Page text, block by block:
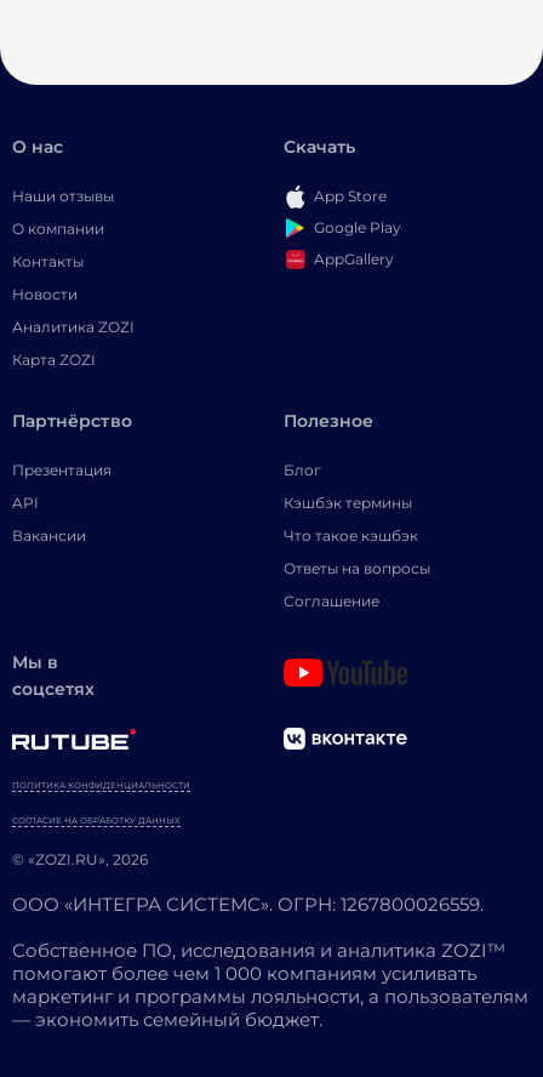
О нас
Наши отзывы
О компании
Контакты
Новости
Аналитика ZOZI
Карта ZOZI
Скачать
App Store
Google Play
AppGallery
Партнёрство
Презентация
API
Вакансии
Полезное
Блог
Кэшбэк термины
Что такое кэшбэк
Ответы на вопросы
Соглашение
Мы в
соцсетях
© «ZOZI.RU», 2026
ПОЛИТИКА КОНФИДЕНЦИАЛЬНОСТИ
СОГЛАСИЕ НА ОБРАБОТКУ ДАННЫХ
ООО «ИНТЕГРА СИСТЕМС». ОГРН: 1267800026559.
Собственное ПО, исследования и аналитика ZOZI™
помогают более чем 1 000 компаниям усиливать
маркетинг и программы лояльности, а пользователям
— экономить семейный бюджет.